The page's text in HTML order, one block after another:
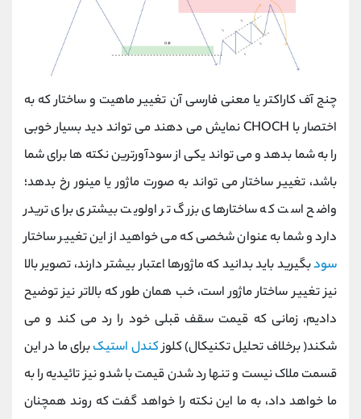
چنج آف کاراکتر یا معنی فارسی آن تغییر ماهیت و ساختار که به
اختصار با CHOCH نمایش می دهند می تواند دید بسیار خوبی
را به شما بدهد و می تواند یکی از سودآورترین نکته ها برای شما
باشد، تغییر ساختار می تواند به صورت ماژور یا مینور رخ بدهد؛
واضح است که ساختارهای بزرگ تر اولویت بیشتری برای تریدر
دارد و شما به عنوان شخصی که می خواهید از این تغییر ساختار
سودبگیرید باید بدانید که ماژورها اعتبار بیشتر دارند، تصویر بالا
نیز تغییر ساختار ماژور است، خب همان طور که بالاتر نیز توضیح
دادیم، زمانی که قیمت سقف قبلی خود را رد می کند و می
شکند( برخلاف تحلیل تکنیکال) کلوزکندل استیکبرای ما در این
قسمت ملاک نیست و تنها رد شدن قیمت با شدو نیز تائیدیه را به
ما خواهد داد، به ما این نکته را خواهد گفت که روند همچنان